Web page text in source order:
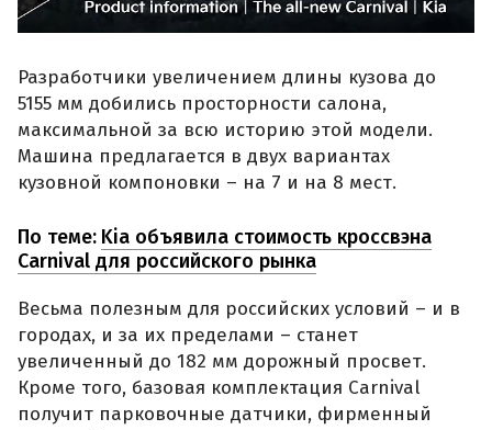
Разработчики увеличением длины кузова до
5155 мм добились просторности салона,
максимальной за всю историю этой модели.
Машина предлагается в двух вариантах
кузовной компоновки – на 7 и на 8 мест.
По теме: Kia объявила стоимость кроссвэна
Carnival для российского рынка
Весьма полезным для российских условий – и в
городах, и за их пределами – станет
увеличенный до 182 мм дорожный просвет.
Кроме того, базовая комплектация Carnival
получит парковочные датчики, фирменный